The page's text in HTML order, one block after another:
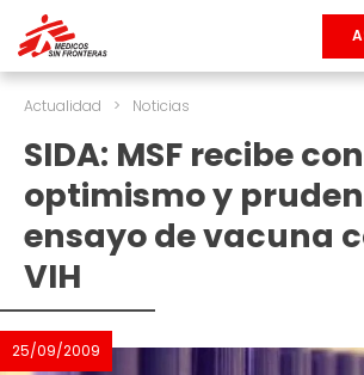
Actualidad > Noticias
SIDA: MSF recibe con
optimismo y
ensayo de vacuna
VIH
25/09/2009